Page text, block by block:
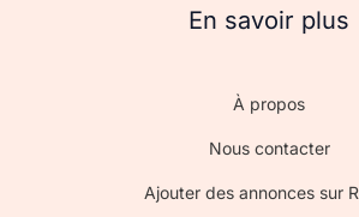
En savoir plus
À propos
Nous contacter
Ajouter des annonces sur